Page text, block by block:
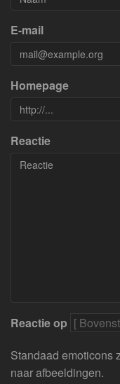
E-mail
Homepage
Reactie
Reactie op
Standaad emoticons
naar afbeeldingen.